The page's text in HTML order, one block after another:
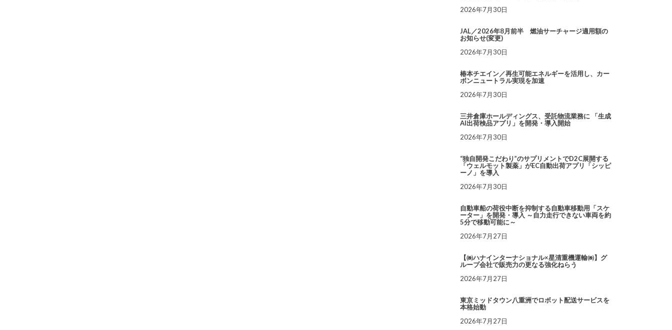
2026年7月30日
JAL／2026年8月前半 燃油サーチャージ適用額の
お知らせ(変更)
2026年7月30日
椿本チエイン／再生可能エネルギーを活用し、カー
ボンニュートラル実現を加速
2026年7月30日
三井倉庫ホールディングス、受託物流業務に 「生成
AI出荷検品アプリ」を開発・導入開始
2026年7月30日
“独自開発こだわり”のサプリメントでD2C展開する
「ウェルモット製薬」がEC自動出荷アプリ「シッピ
ーノ」を導入
2026年7月30日
自動車船の荷役中断を抑制する自動車移動用「スケ
ーター」を開発・導入 ～自力走行できない車両を約
5分で移動可能に～
2026年7月27日
【㈱ハナインターナショナル×星清重機運輸㈱】グ
ループ会社で販売力の更なる強化ねらう
2026年7月27日
東京ミッドタウン八重洲でロボット配送サービスを
本格始動
2026年7月27日